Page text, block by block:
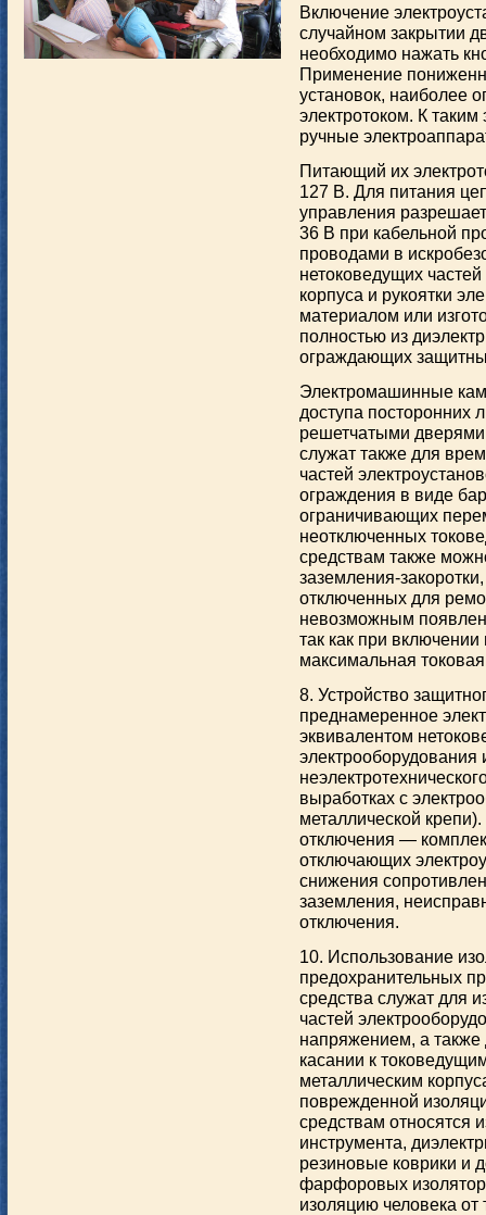
Включение
случайном закрытии
необходимо нажать
Применение
установок, наиболее
электротоком. К
ручные
Питающий их
127 В. Для питания
управления
36 В при кабельной
проводами в
нетоковедущих
корпуса и рукоятки
материалом или
полностью из
ограждающих
Электромашинные
доступа
решетчатыми
служат также для
частей
ограждения в виде
ограничивающих
неотключенных
средствам также
заземления-
отключенных для
невозможным
так как при
максимальная
8. Устройство
преднамеренное
эквивалентом
электрооборудования
выработках с
металлической
отключения —
отключающих
снижения
заземления,
отключения.
10. Использование
предохранительных
средства служат для
частей
напряжением, а также
касании к
металлическим
поврежденной
средствам относятся
инструмента,
резиновые коврики и
фарфоровых
изоляцию человека от